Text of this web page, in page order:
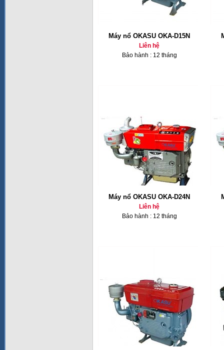
Máy nổ OKASU OKA-D15N
Liên hệ
Bảo hành : 12 tháng
Máy nổ OKASU OKA-D24N
Liên hệ
Bảo hành : 12 tháng